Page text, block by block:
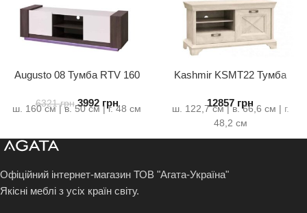
Augusto 08 Тумба RTV 160
6321грн 3992 грн
ш. 160 см | в. 50 см | г. 48 см
Kashmir KSMT22 Тумба
12857 грн
ш. 122,7 см | в. 66,6 см | г.
48,2 см
Офіційний інтернет-магазин ТОВ "Агата-Україна"
Якісні меблі з усіх країн світу.